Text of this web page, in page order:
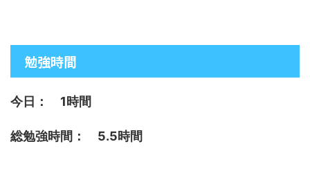
勉強時間
今日： 1時間
総勉強時間： 5.5時間